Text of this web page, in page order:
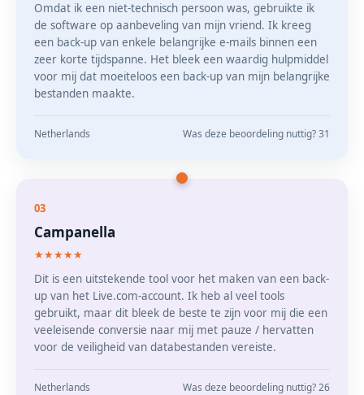
Omdat ik een niet-technisch persoon was, gebruikte ik
de software op aanbeveling van mijn vriend. Ik kreeg
een back-up van enkele belangrijke e-mails binnen een
zeer korte tijdspanne. Het bleek een waardig hulpmiddel
voor mij dat moeiteloos een back-up van mijn belangrijke
bestanden maakte.
Netherlands Was deze beoordeling nuttig? 31
03
Campanella
★★★★★
Dit is een uitstekende tool voor het maken van een back-
up van het Live.com-account. Ik heb al veel tools
gebruikt, maar dit bleek de beste te zijn voor mij die een
veeleisende conversie naar mij met pauze / hervatten
voor de veiligheid van databestanden vereiste.
Netherlands Was deze beoordeling nuttig? 26